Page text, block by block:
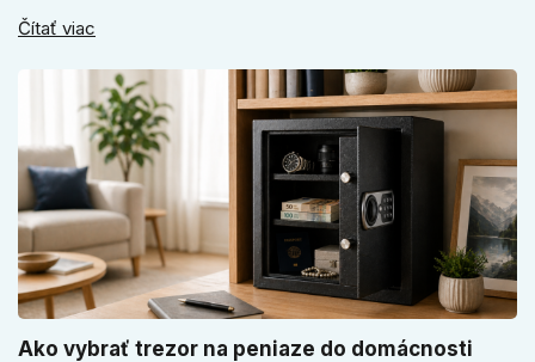
ako vyberať medzi okrúhlym a štvorcovým štítom. Nové
Čítať viac
Ako vybrať trezor na peniaze do domácnosti